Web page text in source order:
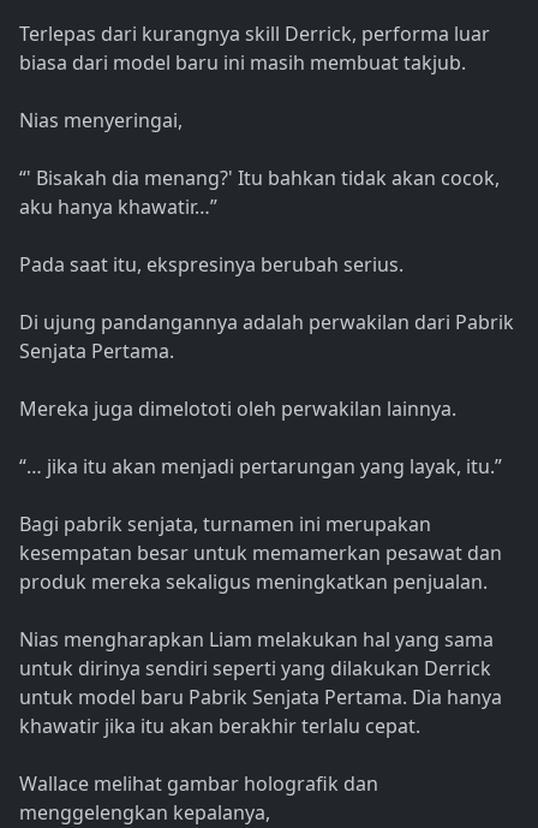
Terlepas dari kurangnya skill Derrick, performa luar
biasa dari model baru ini masih membuat takjub.
Nias menyeringai,
“' Bisakah dia menang?' Itu bahkan tidak akan cocok,
aku hanya khawatir…”
Pada saat itu, ekspresinya berubah serius.
Di ujung pandangannya adalah perwakilan dari Pabrik
Senjata Pertama.
Mereka juga dimelototi oleh perwakilan lainnya.
“… jika itu akan menjadi pertarungan yang layak, itu.”
Bagi pabrik senjata, turnamen ini merupakan
kesempatan besar untuk memamerkan pesawat dan
produk mereka sekaligus meningkatkan penjualan.
Nias mengharapkan Liam melakukan hal yang sama
untuk dirinya sendiri seperti yang dilakukan Derrick
untuk model baru Pabrik Senjata Pertama. Dia hanya
khawatir jika itu akan berakhir terlalu cepat.
Wallace melihat gambar holografik dan
menggelengkan kepalanya,